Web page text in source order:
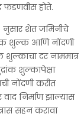
फडणवीस होते.
नुसार शेत जमिनीचे
शुल्क आणि नोंदणी
शुल्काचा दर नाममात्र
शुल्कापेक्षा
नोंदणी करीत
निर्माण झाल्यास
सहन करावा